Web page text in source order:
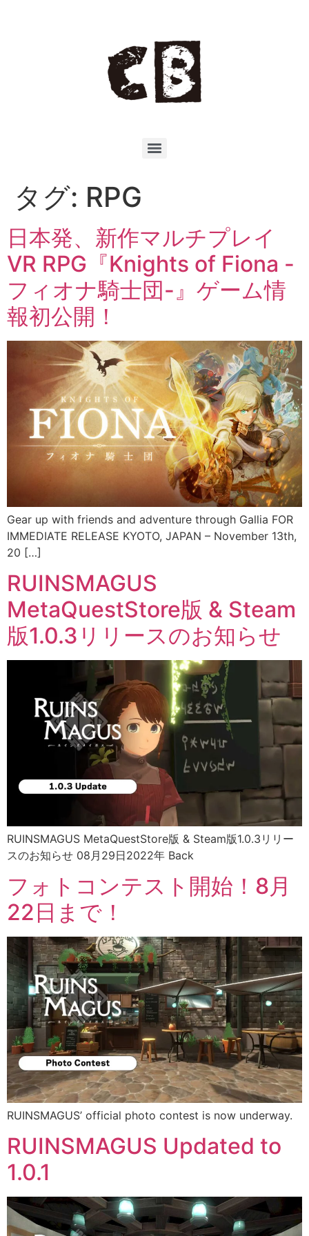
タグ: RPG
日本発、新作マルチプレイ
VR RPG『Knights of Fiona -
フィオナ騎士団-』ゲーム情
報初公開！
Gear up with friends and adventure through Gallia FOR
IMMEDIATE RELEASE KYOTO, JAPAN – November 13th,
20 […]
RUINSMAGUS
MetaQuestStore版 & Steam
版1.0.3リリースのお知らせ
RUINSMAGUS MetaQuestStore版 & Steam版1.0.3リリー
スのお知らせ 08月29日2022年 Back
フォトコンテスト開始！8月
22日まで！
RUINSMAGUS’ official photo contest is now underway.
RUINSMAGUS Updated to
1.0.1